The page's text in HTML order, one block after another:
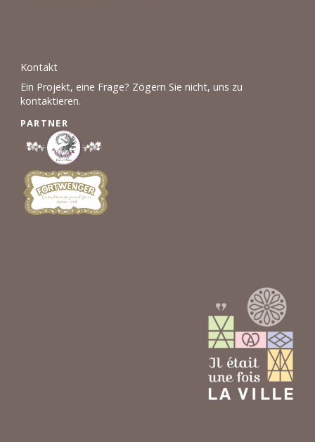
Kontakt
Ein Projekt, eine Frage? Zögern Sie nicht, uns zu
kontaktieren.
PARTNER